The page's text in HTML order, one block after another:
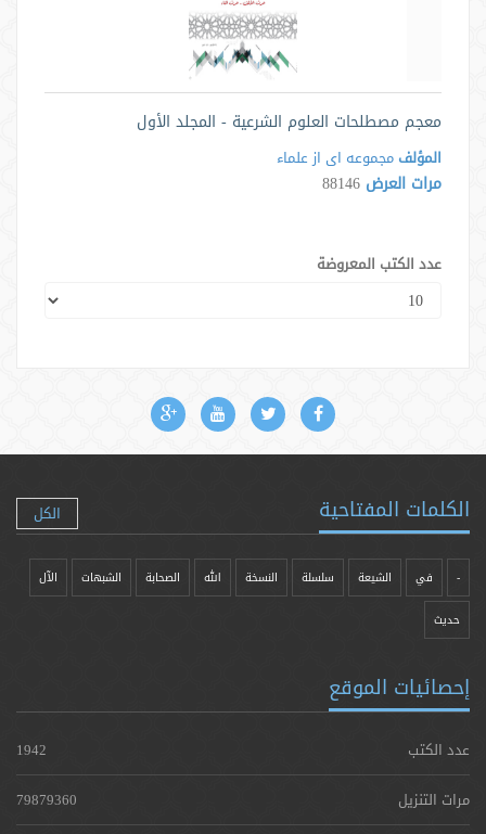
معجم مصطلحات العلوم الشرعية - المجلد الأول
المؤلف مجموعه ای از علماء
مرات العرض 88146
عدد الكتب المعروضة
الكلمات المفتاحية الكل
- في الشيعة سلسلة النسخة الله الصحابة الشبهات الآل
حدیث
إحصائيات الموقع
عدد الكتب
1942
مرات التنزيل
79879360